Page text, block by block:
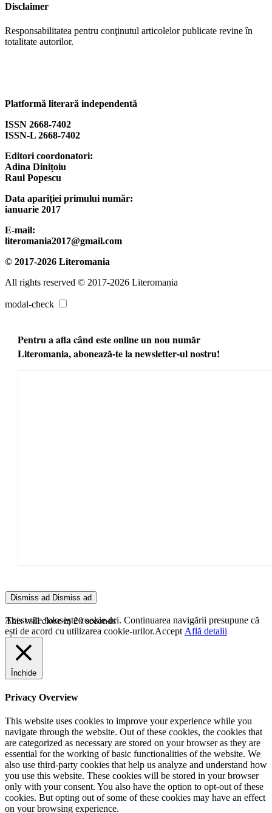
Disclaimer
Responsabilitatea pentru conţinutul articolelor publicate revine în
totalitate autorilor.
Platformă literară independentă
ISSN 2668-7402
ISSN-L 2668-7402
Editori coordonatori:
Adina Dinițoiu
Raul Popescu
Data apariţiei primului număr:
ianuarie 2017
E-mail:
literomania2017@gmail.com
© 2017-2026 Literomania
All rights reserved © 2017-2026 Literomania
modal-check
Pentru a afla când este online un nou număr
Literomania, abonează-te la newsletter-ul nostru!
Dismiss ad Dismiss ad
This will close in20seconds
Acest site folosește cookie-uri. Continuarea navigării presupune că
ești de acord cu utilizarea cookie-urilor.Accept Află detalii
Închide
Privacy Overview
This website uses cookies to improve your experience while you
navigate through the website. Out of these cookies, the cookies that
are categorized as necessary are stored on your browser as they are
essential for the working of basic functionalities of the website. We
also use third-party cookies that help us analyze and understand how
you use this website. These cookies will be stored in your browser
only with your consent. You also have the option to opt-out of these
cookies. But opting out of some of these cookies may have an effect
on your browsing experience.